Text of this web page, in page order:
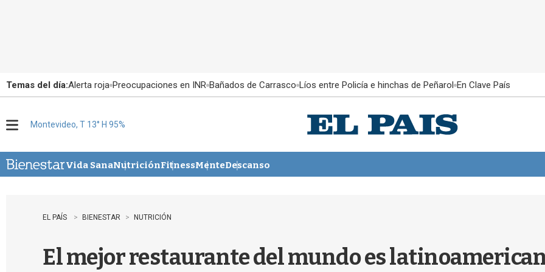
Temas del día:Alerta roja Preocupaciones en INR Bañados de Carrasco Líos entre Policía e hinchas de Peñarol En Clave País
u
Montevideo, T 13° H 95%
Vida SanaNutriciónFitnessMenteDescanso
EL PAÍS BIENESTAR NUTRICIÓN
El mejor restaurante del mundo es